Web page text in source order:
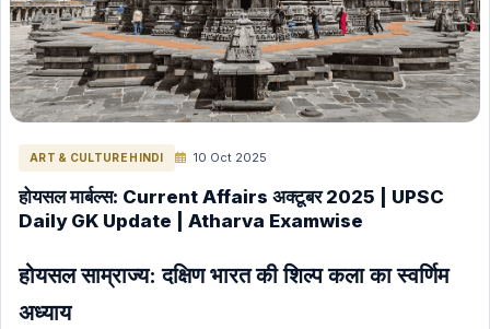
Space (Nasa, Isro etc) English
The Hindu Editorial in English
INTERNATION RELATIONS HINDI
ENERGY HINDI
ENERGY ENGLISH
GK (General Knowledge) Hindi
GK (General Knowledge) English
International Current Affairs (English)
INDIAN ECONOMY HINDI
ART & CULTURE HINDI 10 Oct 2025
होयसल मार्बल्स: Current Affairs अक्टूबर 2025 | UPSC
Daily GK Update | Atharva Examwise
होयसल साम्राज्य: दक्षिण भारत की शिल्प कला का स्वर्णिम
अध्याय